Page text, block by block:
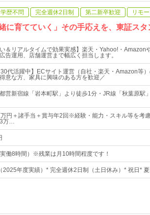
学歴不問 完全週休2日制 第二新卒歓迎 リモ
に育てていく」その手応えを、東証ス
い＆リアルタイムで効果実感】楽天・Yahoo!・Amazon
告運用、店舗運営まで幅広く担当します。
30代活躍中】ECサイト運営（自社・楽天・Amazon等
意な方、家具に興味のある方を歓迎／
営新宿線「岩本町駅」より徒歩1分・JR線「秋葉原駅
円＋諸手当＋賞与年2回※経験・能力・スキル等を考
3万…
働8時間）※残業は月10時間程度です！
2025年度実績）* 完全週休2日制（土日休み）* 祝日*